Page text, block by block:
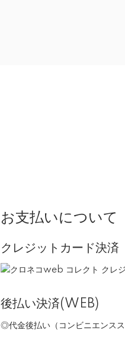
お支払いについて
クレジットカード決済
後払い決済(WEB)
◎代金後払い（コンビニエンスス